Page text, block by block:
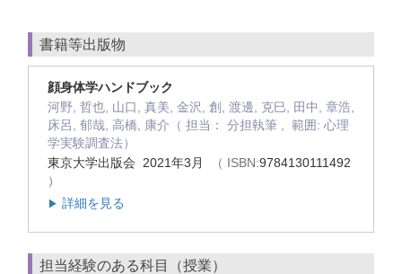
書籍等出版物
顔身体学ハンドブック
河野, 哲也, 山口, 真美, 金沢, 創, 渡邊, 克巳, 田中, 章浩,
床呂, 郁哉, 高橋, 康介（ 担当： 分担執筆 , 範囲: 心理
学実験調査法）
東京大学出版会 2021年3月
（ ISBN:9784130111492
）
▶ 詳細を見る
担当経験のある科目（授業）